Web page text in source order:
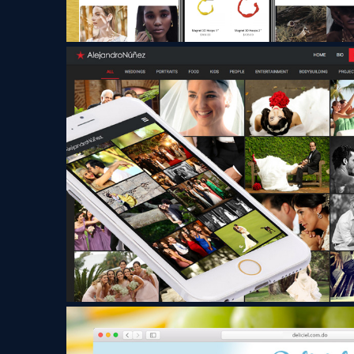
Alejandro Núñez